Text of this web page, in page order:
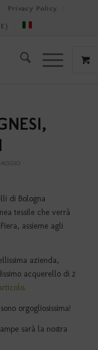
Privacy Policy
di Bologna
tessile che verrà
assieme agli
azienda,
acquerello di 2
.
orgogliosissima!
sarà la nostra